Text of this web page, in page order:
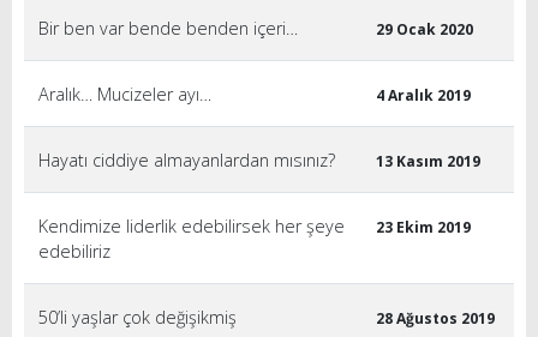
Bir ben var bende benden içeri… 29 Ocak 2020
Aralık… Mucizeler ayı… 4 Aralık 2019
Hayatı ciddiye almayanlardan mısınız? 13 Kasım 2019
Kendimize liderlik edebilirsek her şeye
edebiliriz
23 Ekim 2019
50’li yaşlar çok değişikmiş 28 Ağustos 2019